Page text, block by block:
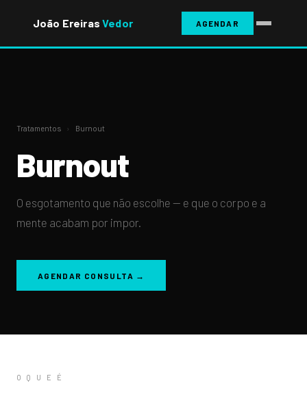
João EreirasVedor AGENDAR
Tratamentos › Burnout
Burnout
O esgotamento que não escolhe — e que o corpo e a
mente acabam por impor.
AGENDAR CONSULTA →
O Q U E É